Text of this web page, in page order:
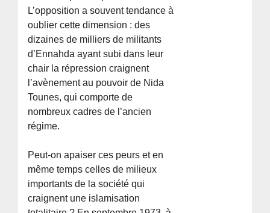
L’opposition a souvent tendance à
oublier cette dimension : des
dizaines de milliers de militants
d’Ennahda ayant subi dans leur
chair la répression craignent
l’avènement au pouvoir de Nida
Tounes, qui comporte de
nombreux cadres de l’ancien
régime.
Peut-on apaiser ces peurs et en
même temps celles de milieux
importants de la société qui
craignent une islamisation